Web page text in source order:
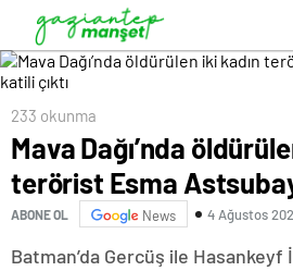
233 okunma
Mava Dağı’nda
terörist Esma
ABONE OL News 4 Ağustos
Batman’da Gercüş ile Hasankeyf